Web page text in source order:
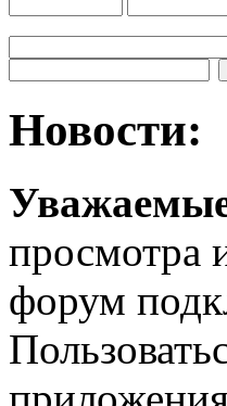
Новости:
Уважаемые
просмотра
форум